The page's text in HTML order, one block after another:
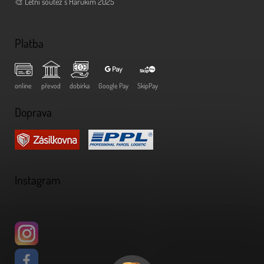
Platba
online převod dobírka Google Pay SkipPay
Doprava
Instagram